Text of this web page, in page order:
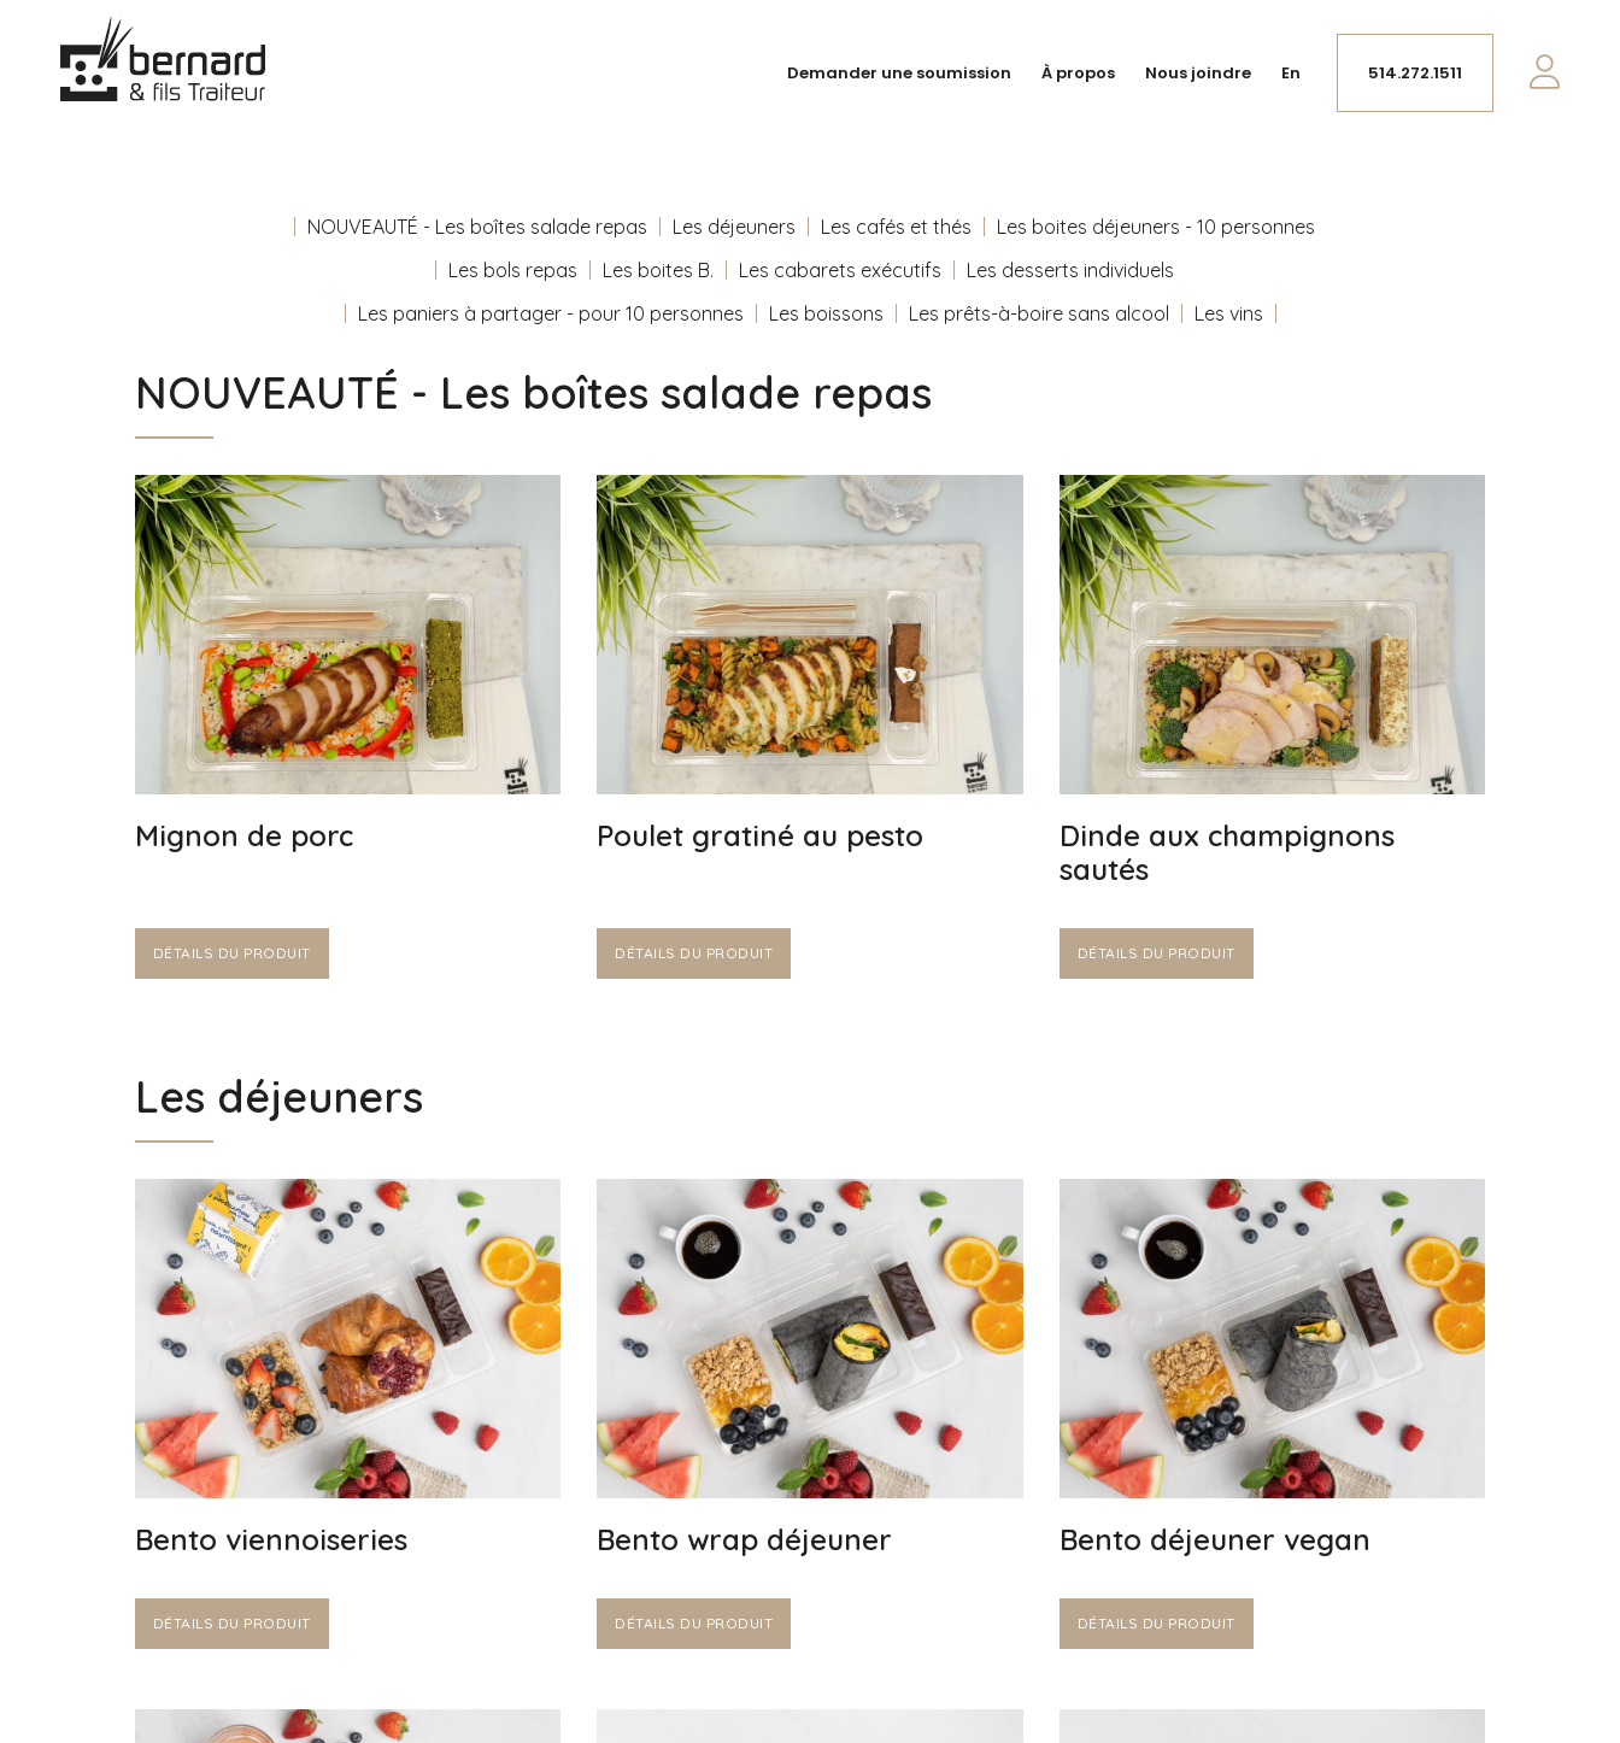
Demander une soumission À propos Nous joindre En 514.272.1511
NOUVEAUTÉ - Les boîtes salade repas Les déjeuners Les cafés et thés
Les boites déjeuners - 10 personnes
Les bols repas
Les boites B. Les cabarets exécutifs
Les desserts individuels
Les paniers à partager - pour 10 personnes
Les boissons Les prêts-à-boire sans alcool Les vins
NOUVEAUTÉ - Les boîtes salade repas
Mignon de porc
DÉTAILS DU PRODUIT
Poulet gratiné au pesto
DÉTAILS DU PRODUIT
Dinde aux champignons
sautés
DÉTAILS DU PRODUIT
Les déjeuners
Bento viennoiseries
DÉTAILS DU PRODUIT
Bento wrap déjeuner
DÉTAILS DU PRODUIT
Bento déjeuner vegan
DÉTAILS DU PRODUIT